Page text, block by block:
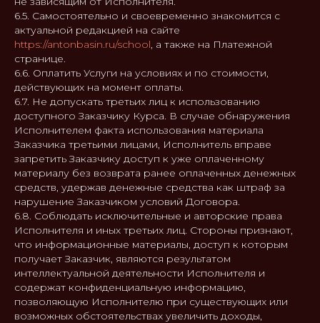
6.5. Самостоятельно и своевременно знакомится с
актуальной редакцией на сайте
https://antonbasin.ru/school, а также на Платежной
странице.
6.6. Оплатить Услуги на условиях и по стоимости,
действующих на момент оплаты.
6.7. Не допускать третьих лиц к использованию
доступного Заказчику Курса. В случае обнаружения
Исполнителем факта использования материала
Заказчика третьими лицами, Исполнитель вправе
запретить Заказчику доступ к уже оплаченному
материалу без возврата ранее оплаченных денежных
средств, удержав денежные средства как штраф за
нарушение Заказчиком условий Договора.
6.8. Соблюдать исключительные и авторские права
Исполнителя и иных третьих лиц. Стороны признают,
что информационные материалы, доступ к которым
получает Заказчик, являются результатом
интеллектуальной деятельности Исполнителя и
содержат конфиденциальную информацию,
позволяющую Исполнителю при существующих или
возможных обстоятельствах увеличить доходы,